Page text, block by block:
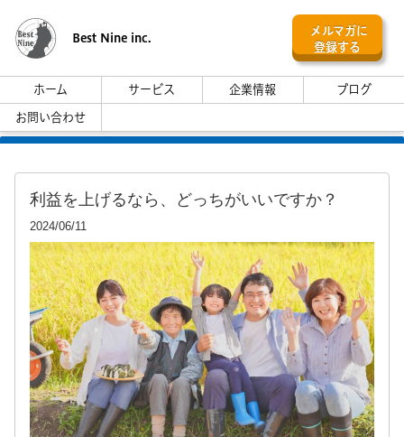
Best Nine inc.
メルマガに
登録する
ホーム サービス 企業情報
ブログ
お問い合わせ
利益を上げるなら、どっちがいいですか？
2024/06/11